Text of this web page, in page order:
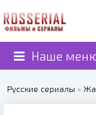
Наше
Русские сериалы »